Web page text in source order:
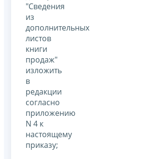
"Сведения
из
дополнительных
листов
книги
продаж"
изложить
в
редакции
согласно
приложению
N 4 к
настоящему
приказу;